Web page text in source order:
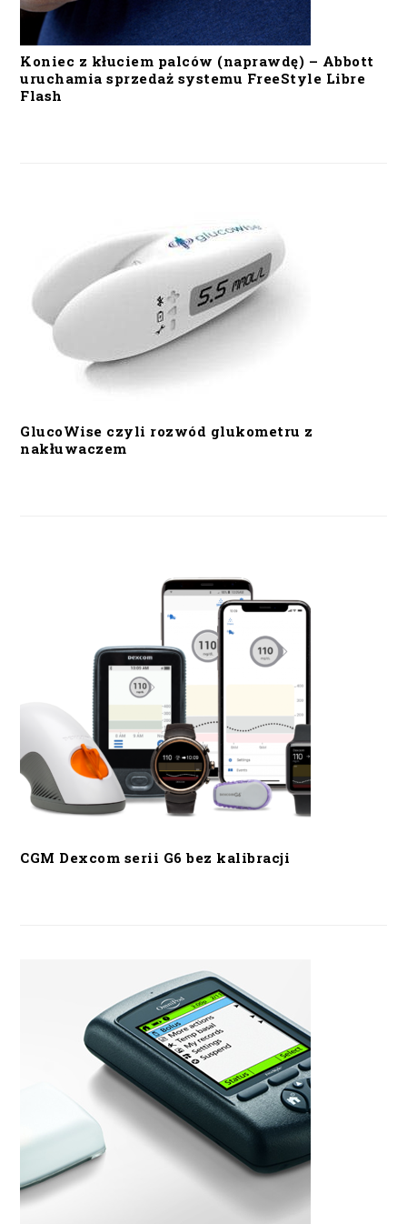
Koniec z kłuciem palców (naprawdę) – Abbott
uruchamia sprzedaż systemu FreeStyle Libre
Flash
GlucoWise czyli rozwód glukometru z
nakłuwaczem
CGM Dexcom serii G6 bez kalibracji